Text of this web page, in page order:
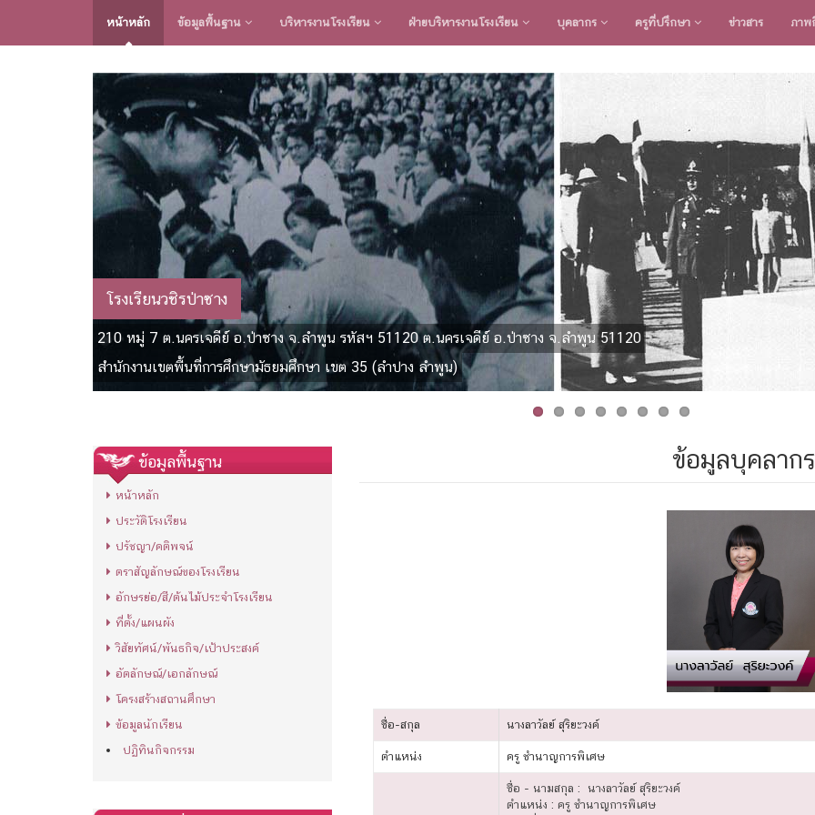
หน้าหลัก ข้อมูลพื้นฐาน บริหารงานโรงเรียน ฝ่ายบริหารงานโรงเรียน บุคลากร ครูที่ปรึกษา ข่าวสาร ภาพ
โรงเรียนวชิรป่าซาง
210 หมู่ 7 ต.นครเจดีย์ อ.ป่าซาง จ.ลำพูน รหัสฯ 51120 ต.นครเจดีย์ อ.ป่าซาง จ.ลำพูน 51120
สำนักงานเขตพื้นที่การศึกษามัธยมศึกษา เขต 35 (ลำปาง ลำพูน)
ข้อมูลพื้นฐาน
หน้าหลัก
ประวัติโรงเรียน
ปรัชญา/คติพจน์
ตราสัญลักษณ์ของโรงเรียน
อักษรย่อ/สี/ต้นไม้ประจำโรงเรียน
ที่ตั้ง/แผนผัง
วิสัยทัศน์/พันธกิจ/เป้าประสงค์
อัตลักษณ์/เอกลักษณ์
โครงสร้างสถานศึกษา
ข้อมูลนักเรียน
ปฏิทินกิจกรรม
ข้อมูลบุคลาก
ชื่อ-สกุล นางลาวัลย์ สุริยะวงค์
ตำแหน่ง ครู ชำนาญการพิเศษ
ชื่อ - นามสกุล : นางลาวัลย์ สุริยะวงค์
ตำแหน่ง : ครู ชำนาญการพิเศษ